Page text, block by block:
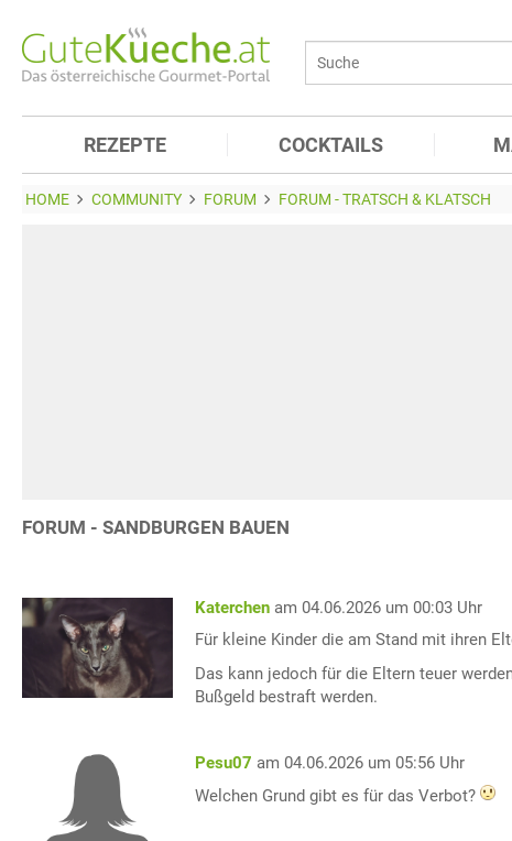
REZEPTE COCKTAILS
HOME COMMUNITY FORUM FORUM - TRATSCH & KLATSCH
FORUM - SANDBURGEN BAUEN
Katerchen am 04.06.2026 um 00:03 Uhr
Für kleine Kinder die am Stand mit ihren
Das kann jedoch für die Eltern teuer
Bußgeld bestraft werden.
Pesu07 am 04.06.2026 um 05:56 Uhr
Welchen Grund gibt es für das Verbot?